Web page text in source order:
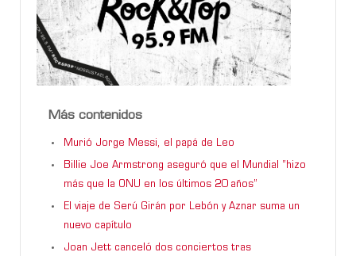
Más contenidos
Murió Jorge Messi, el papá de Leo
Billie Joe Armstrong aseguró que el Mundial “hizo
más que la ONU en los últimos 20 años”
El viaje de Serú Girán por Lebón y Aznar suma un
nuevo capítulo
Joan Jett canceló dos conciertos tras